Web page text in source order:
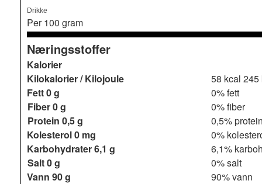
Drikke
Per 100 gram
Næringsstoffer
Kalorier
Kilokalorier / Kilojoule
58 kcal 245
Fett0 g
0% fett
Fiber0 g
0% fiber
Protein 0,5 g
0,5%
Kolesterol0 mg
0%
Karbohydrater6,1 g
6,1%
Salt0 g
0% salt
Vann 90 g 90% vann